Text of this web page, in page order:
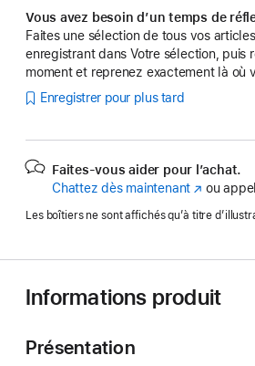
Vous avez besoin d’un temps de
Faites une sélection de tous vos
enregistrant dans Votre sélection, puis
moment et reprenez exactement là où
Enregistrer pour plus tard
Faites-vous aider pour l’achat.
Chattez dès maintenant (s’ouvre
une
fenêtre)
ou
Les boîtiers ne sont affichés qu’à titre
Informations produit
Présentation